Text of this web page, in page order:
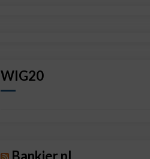
WIG20
Bankier.pl